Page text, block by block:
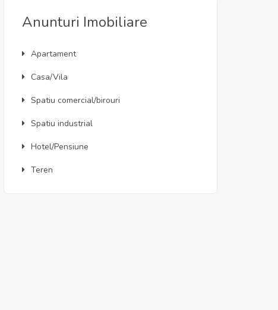
Anunturi Imobiliare
Apartament
Casa/Vila
Spatiu comercial/birouri
Spatiu industrial
Hotel/Pensiune
Teren